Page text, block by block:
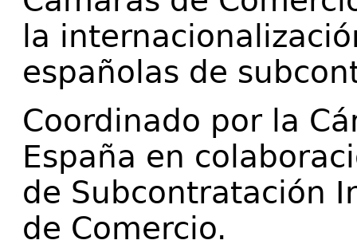
la
españolas de
Coordinado por la
España en
de Subcontratación
de Comercio.